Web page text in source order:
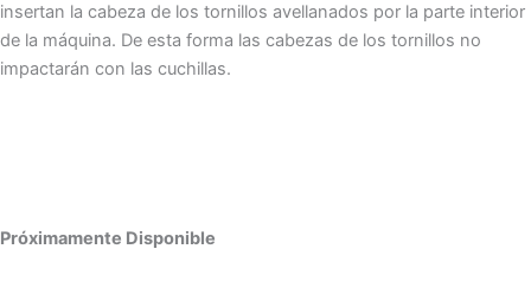
insertan la cabeza de los tornillos avellanados por la parte interior
de la máquina. De esta forma las cabezas de los tornillos no
impactarán con las cuchillas.
Próximamente Disponible